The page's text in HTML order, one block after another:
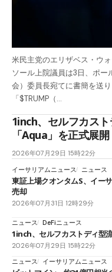
米民主党のエリザベス・ウ
ソール上院議員は3日、ポー
会）委員長宛てに書簡を送
「$TRUMP（…
1inch、セルフカス
「Aqua」を正式展開
2026年07月29日 15時22分
イーサリアムニュース
ニュース
東証上場クオンタムS、イー
売却
2026年07月31日 12時29分
ニュース DeFiニュース
1inch、セルフカストディ型
2026年07月29日 15時22分
ニュース
イーサリアムニュース